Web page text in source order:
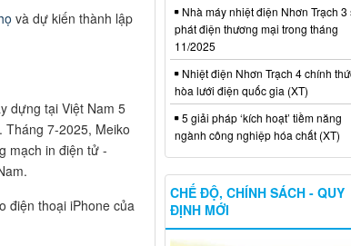
và dự kiến thành lập
dựng tại Việt Nam 5
Tháng 7-2025, Meiko
mạch in điện tử -
điện thoại iPhone của
Nhà máy nhiệt điện Nhơn Trạch 3
phát điện thương mại trong tháng
11/2025
Nhiệt điện Nhơn Trạch 4 chính
hòa lưới điện quốc gia (XT)
5 giải pháp ‘kích hoạt’ tiềm năng
ngành công nghiệp hóa chất (XT)
CHẾ ĐỘ, CHÍNH SÁCH - QUY
ĐỊNH MỚI